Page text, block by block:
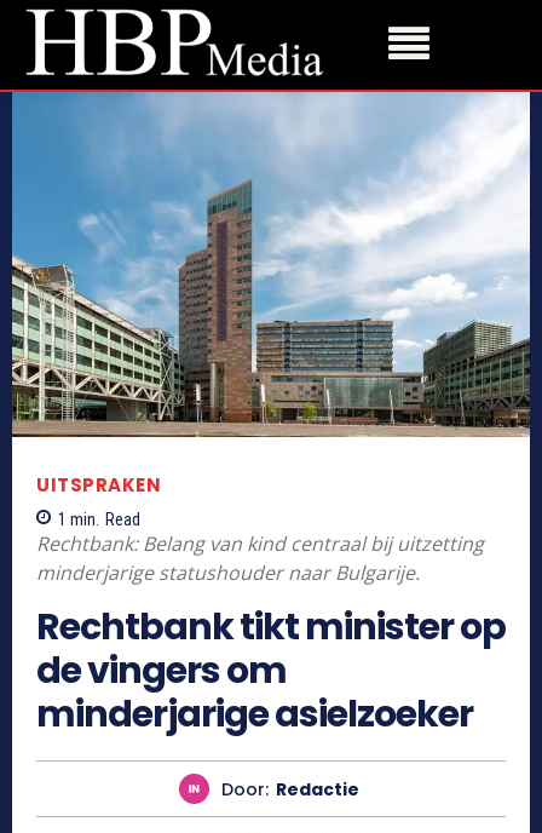
UITSPRAKEN
1 min. Read
Rechtbank: Belang van kind centraal bij uitzetting
minderjarige statushouder naar Bulgarije.
Rechtbank tikt minister op
de vingers om
minderjarige asielzoeker
Door: Redactie